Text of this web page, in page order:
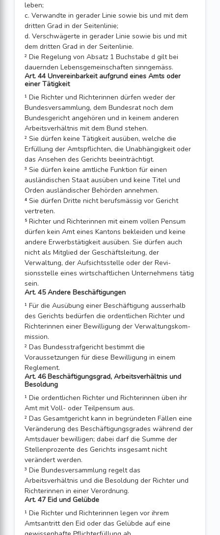
leben;
c. Verwandte in gerader Linie sowie bis und mit dem
dritten Grad in der Seitenli­nie;
d. Verschwägerte in gerader Linie sowie bis und mit
dem dritten Grad in der Seitenlinie.
² Die Regelung von Absatz 1 Buchstabe d gilt bei
dauernden Lebensgemeinschaften sinngemäss.
Art. 44 Unvereinbarkeit aufgrund eines Amts oder
einer Tätigkeit
¹ Die Richter und Richterinnen dürfen weder der
Bundesversammlung, dem Bundes­rat noch dem
Bundesgericht angehören und in keinem anderen
Arbeitsver­hältnis mit dem Bund stehen.
² Sie dürfen keine Tätigkeit ausüben, welche die
Erfüllung der Amtspflichten, die Unabhängigkeit oder
das Ansehen des Gerichts beeinträchtigt.
³ Sie dürfen keine amtliche Funktion für einen
ausländischen Staat ausüben und keine Titel und
Orden ausländischer Behörden annehmen.
⁴ Sie dürfen Dritte nicht berufsmässig vor Gericht
vertreten.
⁵ Richter und Richterinnen mit einem vollen Pensum
dürfen kein Amt eines Kantons bekleiden und keine
andere Erwerbstätigkeit ausüben. Sie dürfen auch
nicht als Mitglied der Geschäftsleitung, der
Verwaltung, der Aufsichtsstelle oder der Revi­
sionsstelle eines wirtschaftlichen Unternehmens tätig
sein.
Art. 45 Andere Beschäftigungen
¹ Für die Ausübung einer Beschäftigung ausserhalb
des Gerichts bedürfen die ordentlichen Richter und
Richterinnen einer Bewilligung der Verwaltungskom­
mis­sion.
² Das Bundesstrafgericht bestimmt die
Voraussetzungen für diese Bewilligung in einem
Reglement.
Art. 46 Beschäftigungsgrad, Arbeitsverhältnis und
Besoldung
¹ Die ordentlichen Richter und Richterinnen üben ihr
Amt mit Voll- oder Teilpen­sum aus.
² Das Gesamtgericht kann in begründeten Fällen eine
Veränderung des Beschäfti­gungsgrades während der
Amtsdauer bewilligen; dabei darf die Summe der
Stellen­prozente des Gerichts insgesamt nicht
verändert werden.
³ Die Bundesversammlung regelt das
Arbeitsverhältnis und die Besoldung der Richter und
Richterinnen in einer Verordnung.
Art. 47 Eid und Gelübde
¹ Die Richter und Richterinnen legen vor ihrem
Amtsantritt den Eid oder das Gelübde auf eine